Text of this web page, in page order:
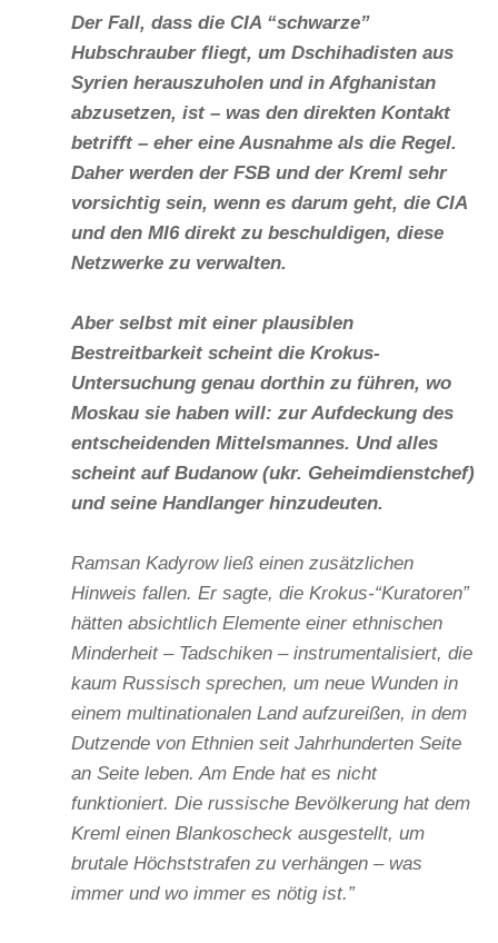
Der Fall, dass die CIA “schwarze”
Hubschrauber fliegt, um Dschihadisten aus
Syrien herauszuholen und in Afghanistan
abzusetzen, ist – was den direkten Kontakt
betrifft – eher eine Ausnahme als die Regel.
Daher werden der FSB und der Kreml sehr
vorsichtig sein, wenn es darum geht, die CIA
und den MI6 direkt zu beschuldigen, diese
Netzwerke zu verwalten.
Aber selbst mit einer plausiblen
Bestreitbarkeit scheint die Krokus-
Untersuchung genau dorthin zu führen, wo
Moskau sie haben will: zur Aufdeckung des
entscheidenden Mittelsmannes. Und alles
scheint auf Budanow (ukr. Geheimdienstchef)
und seine Handlanger hinzudeuten.
Ramsan Kadyrow ließ einen zusätzlichen
Hinweis fallen. Er sagte, die Krokus-“Kuratoren”
hätten absichtlich Elemente einer ethnischen
Minderheit – Tadschiken – instrumentalisiert, die
kaum Russisch sprechen, um neue Wunden in
einem multinationalen Land aufzureißen, in dem
Dutzende von Ethnien seit Jahrhunderten Seite
an Seite leben. Am Ende hat es nicht
funktioniert. Die russische Bevölkerung hat dem
Kreml einen Blankoscheck ausgestellt, um
brutale Höchststrafen zu verhängen – was
immer und wo immer es nötig ist.”